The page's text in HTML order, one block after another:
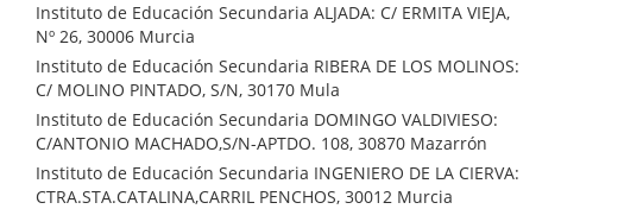
Instituto de Educación Secundaria ALJADA: C/ ERMITA VIEJA,
Nº 26, 30006 Murcia
Instituto de Educación Secundaria RIBERA DE LOS MOLINOS:
C/ MOLINO PINTADO, S/N, 30170 Mula
Instituto de Educación Secundaria DOMINGO VALDIVIESO:
C/ANTONIO MACHADO,S/N-APTDO. 108, 30870 Mazarrón
Instituto de Educación Secundaria INGENIERO DE LA CIERVA:
CTRA.STA.CATALINA,CARRIL PENCHOS, 30012 Murcia